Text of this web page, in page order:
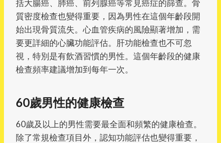
括大腸癌、肺癌、前列腺癌等常見癌症的篩查。骨
質密度檢查也變得重要，因為男性在這個年齡段開
始出現骨質流失。心血管疾病的風險顯著增加，需
要更詳細的心臟功能評估。肝功能檢查也不可忽
視，特別是有飲酒習慣的男性。這個年齡段的健康
檢查頻率建議增加到每年一次。
60歲男性的健康檢查
60歲及以上的男性需要最全面和頻繁的健康檢查。
除了常規檢查項目外，認知功能評估也變得重要，